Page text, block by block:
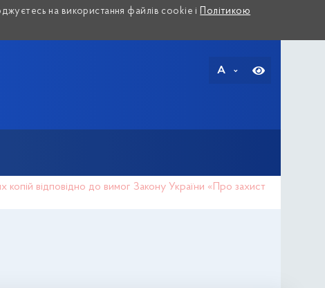
на використання файлів cookie і Політикою
A
копій відповідно до вимог Закону України «Про захист